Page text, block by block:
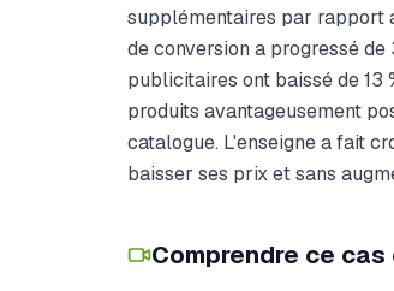
supplémentaires par rapport
de conversion a progressé
publicitaires ont baissé de 13
produits avantageusement
catalogue. L'enseigne a fait
baisser ses prix et sans
Comprendre ce cas